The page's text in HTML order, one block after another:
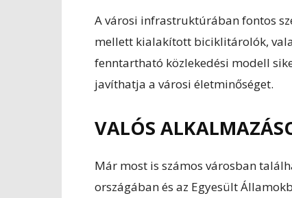
A városi infrastruktúrában fontos
mellett kialakított biciklitárolók,
fenntartható közlekedési modell
javíthatja a városi életminőséget.
VALÓS
Már most is számos városban
országában és az Egyesült